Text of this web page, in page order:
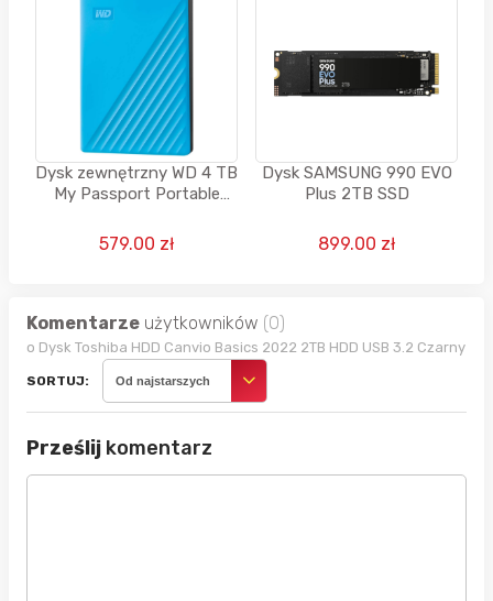
Dysk zewnętrzny WD 4 TB
My Passport Portable
579.00 zł
Dysk SAMSUNG 990 EVO
Plus 2TB SSD
899.00 zł
Komentarze użytkowników (0)
o Dysk Toshiba HDD Canvio Basics 2022 2TB HDD USB 3.2 Czarny
SORTUJ: Od najstarszych
Prześlij komentarz